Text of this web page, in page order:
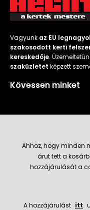
Vagyunk az EU
szakosodott kerti
kereskedője.
szaküzletet képzett
Kövessen minket
Szállítás és
Ahhoz, hogy minden
árut tett a
hozzájárulását a
A hozzájárulást itt